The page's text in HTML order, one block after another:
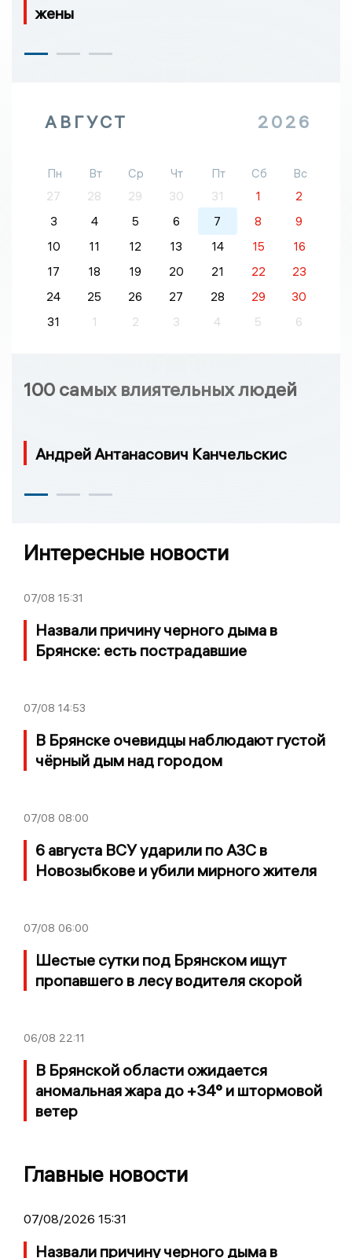
жены
АВГУСТ 2026
Пн Вт Ср Чт Пт Сб
Вс
27
28 29 30 31 1
2
3
4 5 6 7 8
9
10
11 12 13 14 15
16
17
18 19 20 21 22
23
24
25 26 27 28 29
30
31
1 2 3 4 5 6
100 самых влиятельных людей
Андрей Антанасович Канчельскис
Интересные новости
07/08 15:31
Назвали причину черного дыма в
Брянске: есть пострадавшие
07/08 14:53
В Брянске очевидцы наблюдают густой
чёрный дым над городом
07/08 08:00
6 августа ВСУ ударили по АЗС в
Новозыбкове и убили мирного жителя
07/08 06:00
Шестые сутки под Брянском ищут
пропавшего в лесу водителя скорой
06/08 22:11
В Брянской области ожидается
аномальная жара до +34° и штормовой
ветер
Главные новости
07/08/2026 15:31
Назвали причину черного дыма в